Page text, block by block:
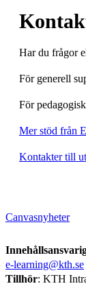
Har du frågor
För generell
För
Mer stöd från
Kontakter till
Canvasnyheter
e-learning@kth.se
Tillhör: KTH